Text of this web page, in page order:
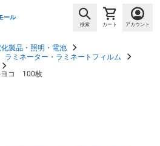
ール
検索 カート アカウント
製品・照明・電池
ラミネーター・ラミネートフィルム
ヨコ 100枚